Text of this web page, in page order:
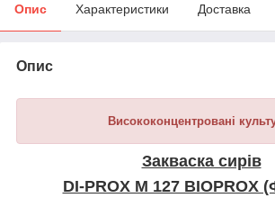
Опис Характеристики Доставка
Опис
Висококонцентровані
Закваска сирів
DI-PROX M 127 BIOPROX